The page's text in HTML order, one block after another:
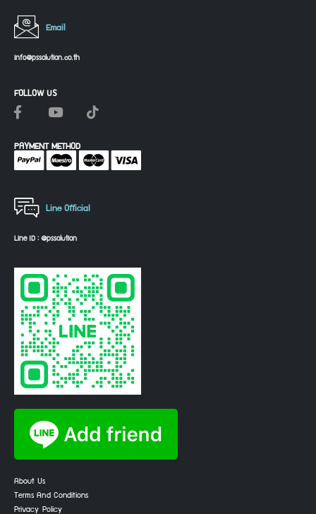
Line Official
Line ID : @pssolution
About Us
Terms And Conditions
Privacy Policy
Email
info@pssolution.co.th
FOLLOW US
PAYMENT METHOD